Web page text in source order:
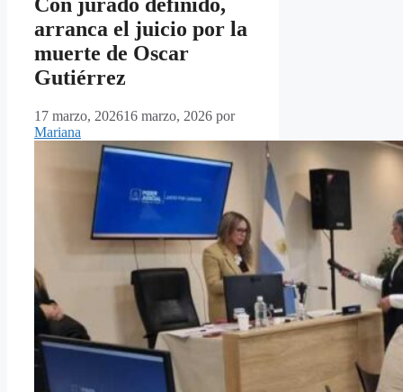
arranca el juicio por la
muerte de Oscar
Gutiérrez
17 marzo, 202616 marzo, 2026 por
Mariana